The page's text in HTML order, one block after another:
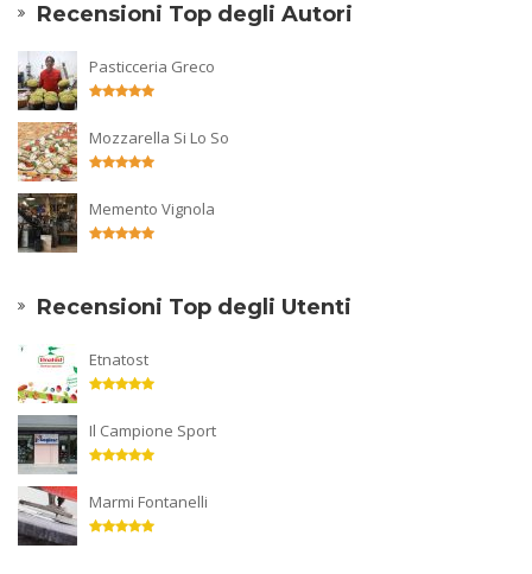
Recensioni Top degli Autori
Pasticceria Greco
Mozzarella Si Lo So
Memento Vignola
Recensioni Top degli Utenti
Etnatost
Il Campione Sport
Marmi Fontanelli